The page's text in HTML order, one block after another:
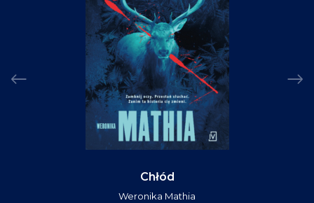
Chłód
Weronika Mathia